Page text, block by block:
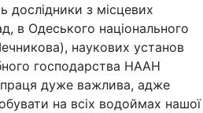
з місцевих
в Одеського національного
наукових установ
господарства НААН
дуже важлива, адже
на всіх водоймах нашої